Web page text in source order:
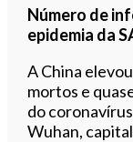
Número de
epidemia da
A China elevou
mortos e
do
Wuhan,